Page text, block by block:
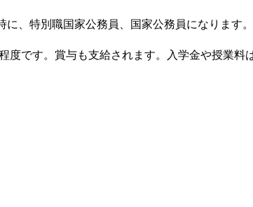
、特別職国家公務員、国家公務員になります。
度です。賞与も支給されます。入学金や授業料